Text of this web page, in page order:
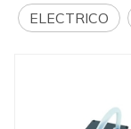
ELECTRICO